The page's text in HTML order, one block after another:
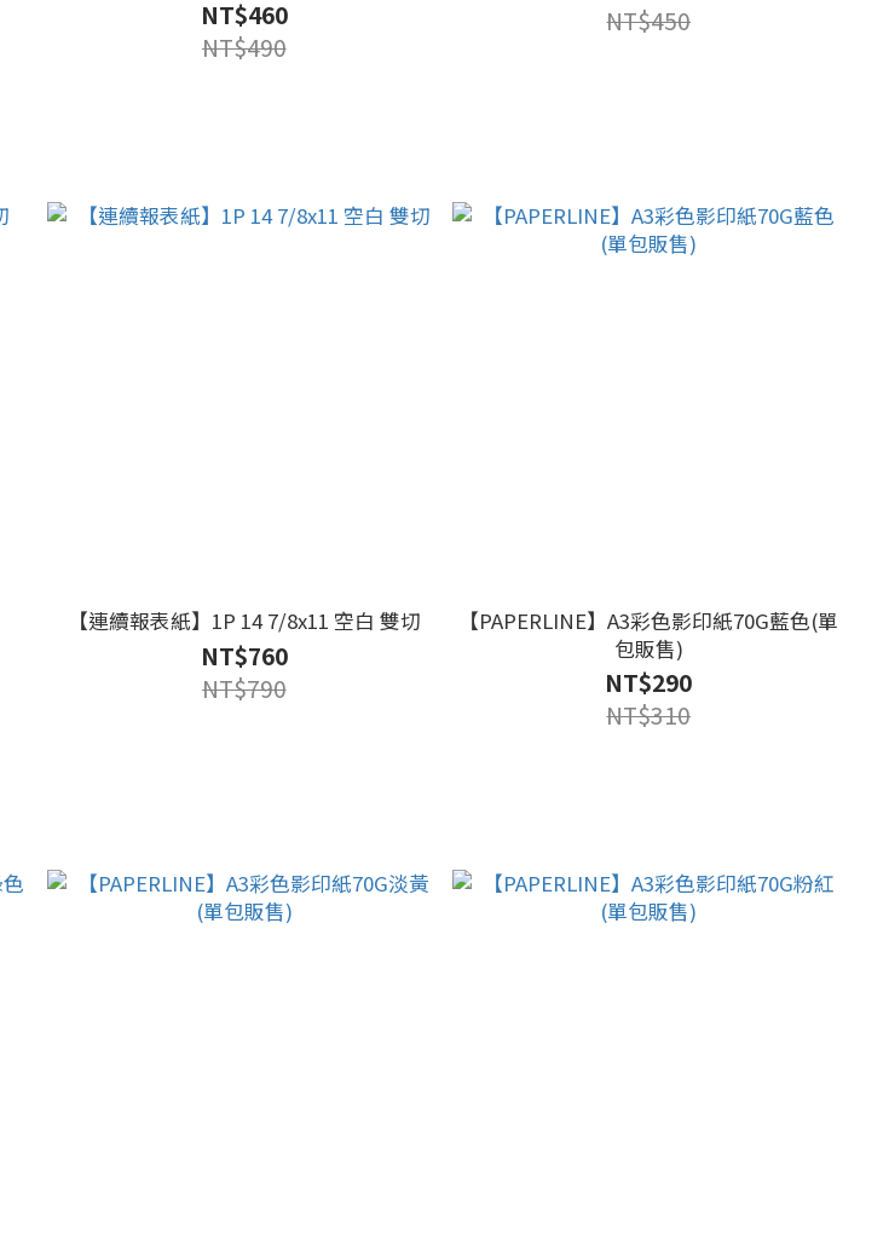
NT$460
NT$490
NT$450
【連續報表紙】1P 14 7/8x11 空白 雙切
NT$760
NT$790
【PAPERLINE】A3彩色影印紙70G藍色(單
包販售)
NT$290
NT$310